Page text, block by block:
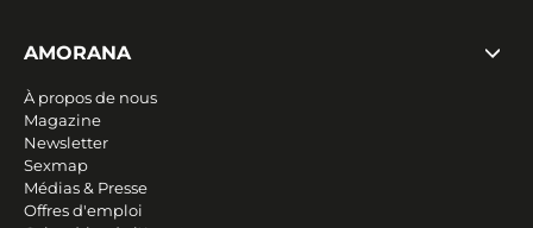
AMORANA
À propos de nous
Magazine
Newsletter
Sexmap
Médias & Presse
Offres d'emploi